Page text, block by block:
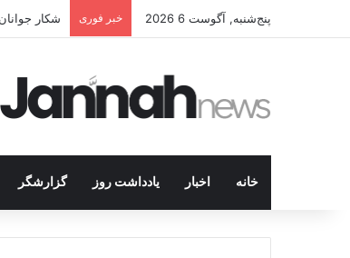
پنج‌شنبه, آگوست 6 2026 خبر فوری شکار
خانه اخبار یادداشت روز گزارشگر